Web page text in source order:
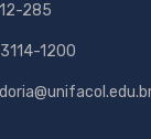
285
1200